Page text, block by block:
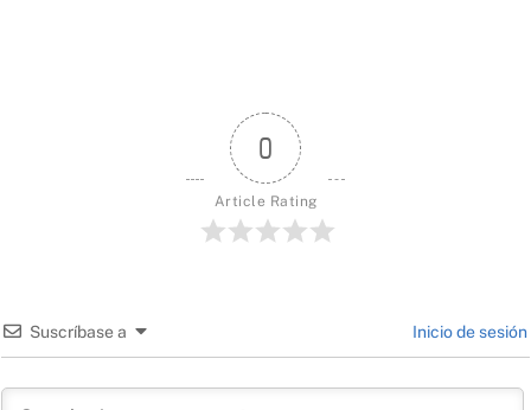
0
Article Rating
Suscríbase a Inicio de sesión